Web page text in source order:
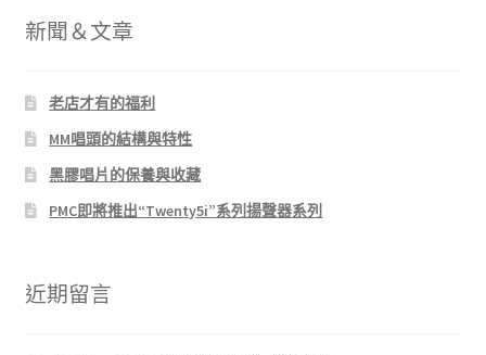
新聞＆文章
老店才有的福利
MM唱頭的結構與特性
黑膠唱片的保養與收藏
PMC即將推出“Twenty5i”系列揚聲器系列
近期留言